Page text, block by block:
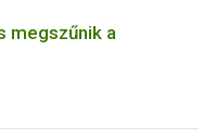
megszűnik a